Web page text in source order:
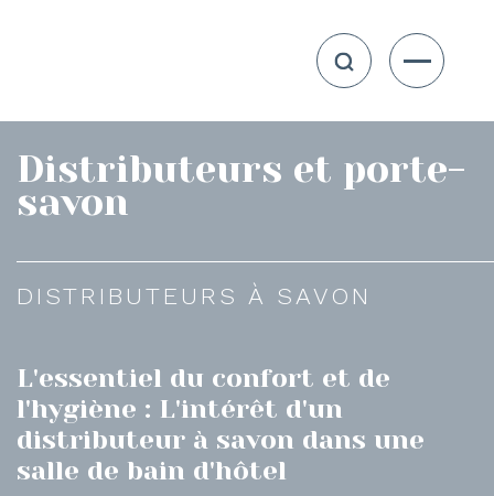
Distributeurs et porte-
savon
DISTRIBUTEURS À SAVON
L'essentiel du confort et de
l'hygiène : L'intérêt d'un
distributeur à savon dans une
salle de bain d'hôtel